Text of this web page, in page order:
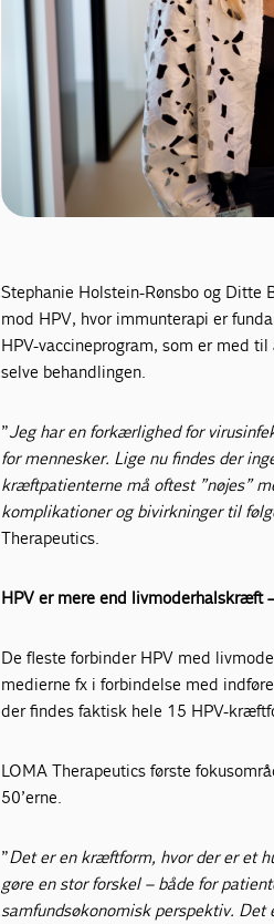
Stephanie Holstein-Rønsbo og Ditte
mod HPV, hvor immunterapi er
HPV-vaccineprogram, som er med
selve behandlingen.
”Jeg har en forkærlighed for
for mennesker. Lige nu findes der
kræftpatienterne må oftest ”nøjes”
komplikationer og bivirkninger til
Therapeutics.
HPV er mere end livmoderhalskræft
De fleste forbinder HPV med
medierne fx i forbindelse med
der findes faktisk hele 15 HPV-
LOMA Therapeutics første
50’erne.
”Det er en kræftform, hvor der er et
gøre en stor forskel – både for
samfundsøkonomisk perspektiv. Det